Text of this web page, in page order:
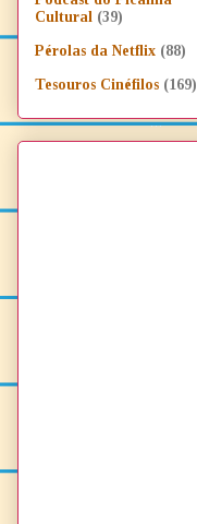
Cultural (39)
Pérolas da Netflix (88)
Tesouros Cinéfilos (169)